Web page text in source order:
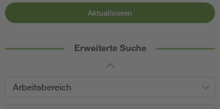
Aktualisieren
Erweiterte Suche
Arbeitsbereich